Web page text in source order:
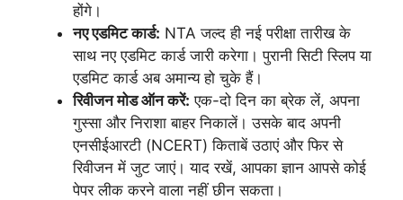
होंगे।
नए एडमिट कार्ड: NTA जल्द ही नई परीक्षा तारीख के
साथ नए एडमिट कार्ड जारी करेगा। पुरानी सिटी स्लिप या
एडमिट कार्ड अब अमान्य हो चुके हैं।
रिवीजन मोड ऑन करें: एक-दो दिन का ब्रेक लें, अपना
गुस्सा और निराशा बाहर निकालें। उसके बाद अपनी
एनसीईआरटी (NCERT) किताबें उठाएं और फिर से
रिवीजन में जुट जाएं। याद रखें, आपका ज्ञान आपसे कोई
पेपर लीक करने वाला नहीं छीन सकता।